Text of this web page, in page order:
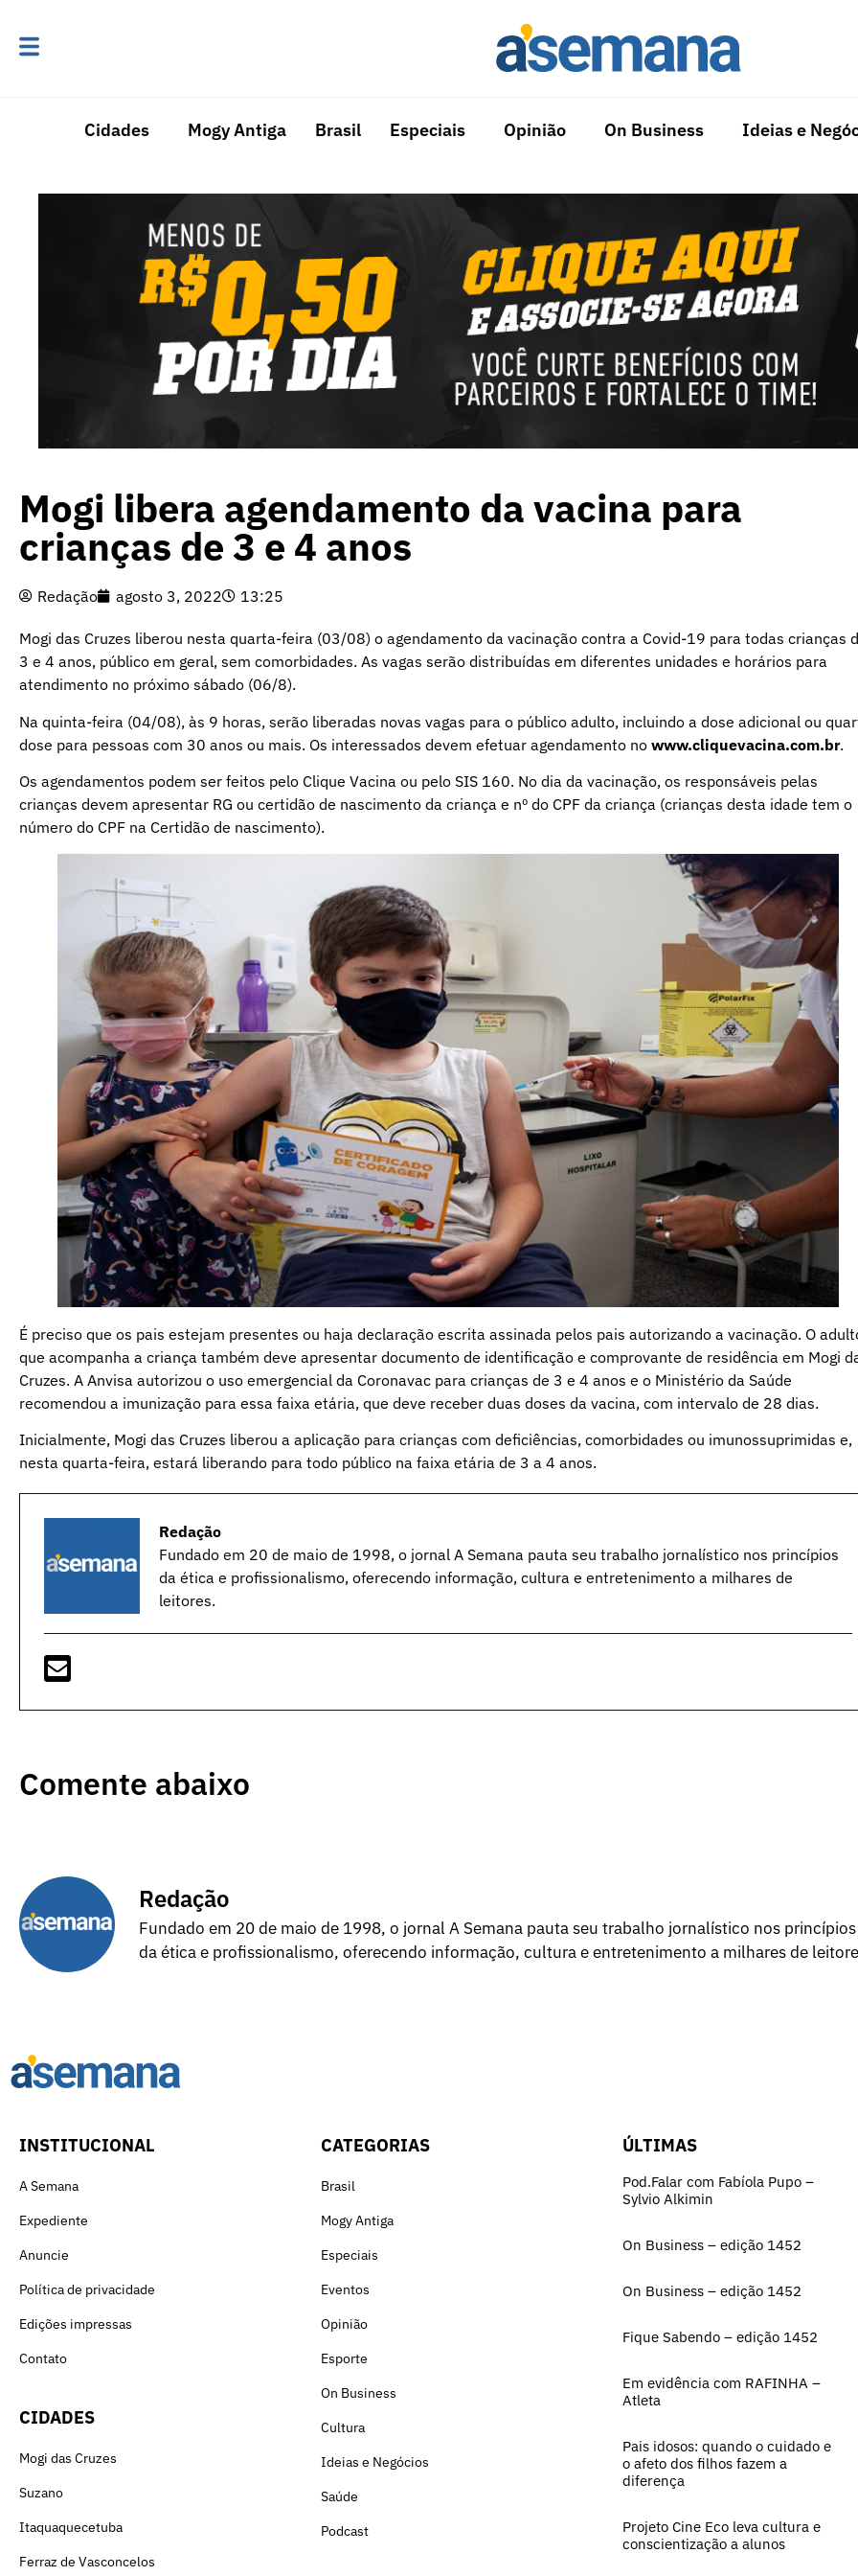
Cidades Mogy Antiga Brasil Especiais Opinião On Business Ideias e
Mogi libera agendamento da vacina para
crianças de 3 e 4 anos
Redação agosto 3, 2022 13:25
Mogi das Cruzes liberou nesta quarta-feira (03/08) o agendamento da vacinação contra a Covid-19 para todas crianças
3 e 4 anos, público em geral, sem comorbidades. As vagas serão distribuídas em diferentes unidades e horários para
atendimento no próximo sábado (06/8).
Na quinta-feira (04/08), às 9 horas, serão liberadas novas vagas para o público adulto, incluindo a dose adicional ou
dose para pessoas com 30 anos ou mais. Os interessados devem efetuar agendamento no www.cliquevacina.com.br.
Os agendamentos podem ser feitos pelo Clique Vacina ou pelo SIS 160. No dia da vacinação, os responsáveis pelas
crianças devem apresentar RG ou certidão de nascimento da criança e nº do CPF da criança (crianças desta idade tem o
número do CPF na Certidão de nascimento).
É preciso que os pais estejam presentes ou haja declaração escrita assinada pelos pais autorizando a vacinação. O
que acompanha a criança também deve apresentar documento de identificação e comprovante de residência em Mogi
Cruzes. A Anvisa autorizou o uso emergencial da Coronavac para crianças de 3 e 4 anos e o Ministério da Saúde
recomendou a imunização para essa faixa etária, que deve receber duas doses da vacina, com intervalo de 28 dias.
Inicialmente, Mogi das Cruzes liberou a aplicação para crianças com deficiências, comorbidades ou imunossuprimidas e,
nesta quarta-feira, estará liberando para todo público na faixa etária de 3 a 4 anos.
Redação
Fundado em 20 de maio de 1998, o jornal A Semana pauta seu trabalho jornalístico nos princípios
da ética e profissionalismo, oferecendo informação, cultura e entretenimento a milhares de
leitores.
Comente abaixo
Redação
Fundado em 20 de maio de 1998, o jornal A Semana pauta seu trabalho jornalístico nos princípios
da ética e profissionalismo, oferecendo informação, cultura e entretenimento a milhares de
INSTITUCIONAL
A Semana
Expediente
Anuncie
Política de privacidade
Edições impressas
Contato
CIDADES
Mogi das Cruzes
Suzano
Itaquaquecetuba
Ferraz de Vasconcelos
CATEGORIAS
Brasil
Mogy Antiga
Especiais
Eventos
Opinião
Esporte
On Business
Cultura
Ideias e Negócios
Saúde
Podcast
ÚLTIMAS
Pod.Falar com Fabíola Pupo –
Sylvio Alkimin
On Business – edição 1452
On Business – edição 1452
Fique Sabendo – edição 1452
Em evidência com RAFINHA –
Atleta
Pais idosos: quando o cuidado e
o afeto dos filhos fazem a
diferença
Projeto Cine Eco leva cultura e
conscientização a alunos